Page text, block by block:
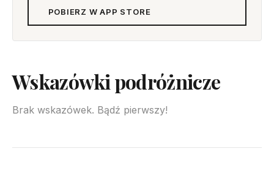
POBIERZ W APP STORE
Wskazówki podróżnicze
Brak wskazówek. Bądź pierwszy!